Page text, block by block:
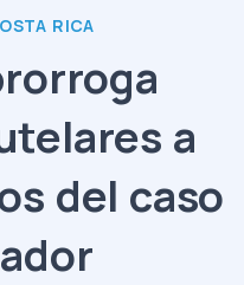
RICA
a
del caso